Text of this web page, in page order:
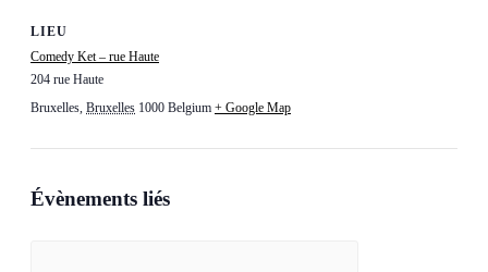
LIEU
Comedy Ket – rue Haute
204 rue Haute
Bruxelles, Bruxelles 1000 Belgium + Google Map
Évènements liés